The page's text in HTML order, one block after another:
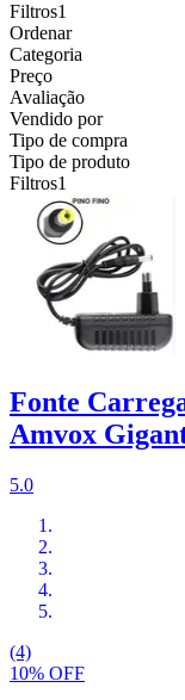
Filtros1
Ordenar
Categoria
Preço
Avaliação
Vendido por
Tipo de compra
Tipo de produto
Filtros1
Fonte
Amvox
5.0
(4)
10% OFF